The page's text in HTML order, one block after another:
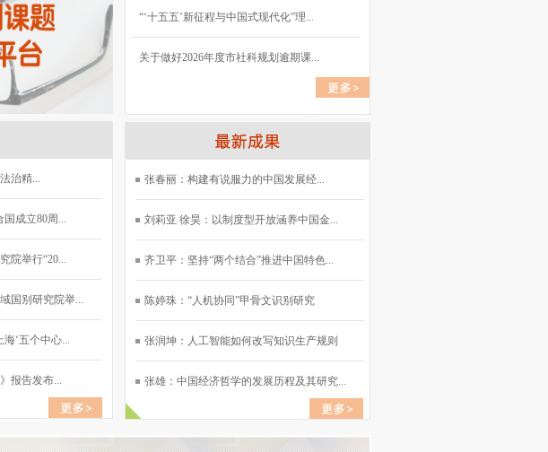
治精...
成立80周...
院举行“20...
国别研究院举...
‘五个中心...
报告发布...
“‘十五五’新征程与中国式现代化”理...
关于做好2026年度市社科规划逾期课...
张春丽：构建有说服力的中国发展经...
刘莉亚 徐昊：以制度型开放涵养中国金...
齐卫平：坚持“两个结合”推进中国特色...
陈婷珠：“人机协同”甲骨文识别研究
张润坤：人工智能如何改写知识生产规则
张雄：中国经济哲学的发展历程及其研究...